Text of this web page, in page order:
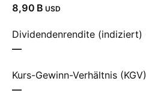
‪8,90 B‬ USD
Dividendenrendite (indiziert)
—
Kurs-Gewinn-Verhältnis (KGV)
—